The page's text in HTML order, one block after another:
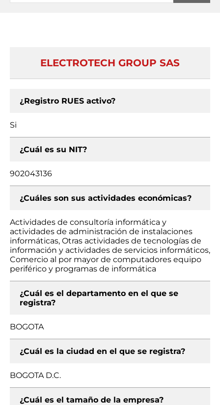
ELECTROTECH GROUP SAS
¿Registro RUES activo?
Si
¿Cuál es su NIT?
902043136
¿Cuáles son sus actividades económicas?
Actividades de consultoría informática y
actividades de administración de instalaciones
informáticas, Otras actividades de tecnologías de
información y actividades de servicios informáticos,
Comercio al por mayor de computadores equipo
periférico y programas de informática
¿Cuál es el departamento en el que se
registra?
BOGOTA
¿Cuál es la ciudad en el que se registra?
BOGOTA D.C.
¿Cuál es el tamaño de la empresa?